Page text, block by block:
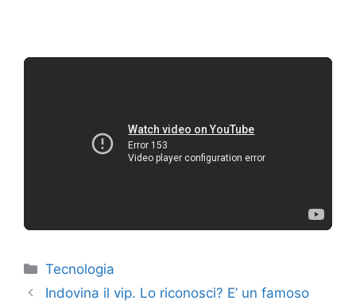
Categorie
Tecnologia
Indovina il vip. Lo riconosci? E’ un famoso